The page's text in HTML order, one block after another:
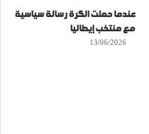
عندما حملت الكرة رسالة سياسية
مع منتخب إيطاليا
13/06/2026